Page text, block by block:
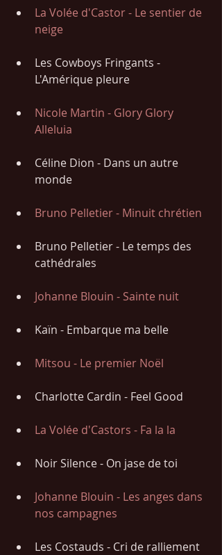
La Volée d'Castor - Le sentier de
neige
Les Cowboys Fringants -
L'Amérique pleure
Nicole Martin - Glory Glory
Alleluia
Céline Dion - Dans un autre
monde
Bruno Pelletier - Minuit chrétien
Bruno Pelletier - Le temps des
cathédrales
Johanne Blouin - Sainte nuit
Kaïn - Embarque ma belle
Mitsou - Le premier Noël
Charlotte Cardin - Feel Good
La Volée d'Castors - Fa la la
Noir Silence - On jase de toi
Johanne Blouin - Les anges dans
nos campagnes
Les Costauds - Cri de ralliement